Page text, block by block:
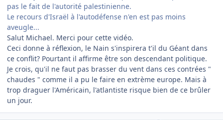
pas le fait de l'autorité palestinienne.
Le recours d'Israël à l'autodéfense n'en est pas moins
aveugle...
Salut Michael. Merci pour cette vidéo.
Ceci donne à réflexion, le Nain s'inspirera t'il du Géant dans
ce conflit? Pourtant il affirme être son descendant politique.
Je crois, qu'il ne faut pas brasser du vent dans ces contrées "
chaudes " comme il a pu le faire en extrème europe. Mais à
trop draguer l'Américain, l'atlantiste risque bien de ce brûler
un jour.